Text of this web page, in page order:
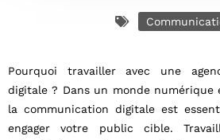
Pourquoi travailler avec une
digitale ? Dans un monde numérique
la communication digitale est
engager votre public cible.